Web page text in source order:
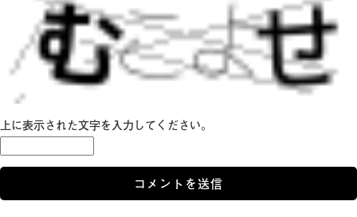
上に表示された文字を入力してください。